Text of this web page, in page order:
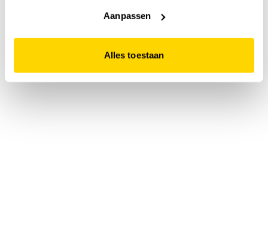
website niet optimaal functioneert.
Aanpassen
Alles toestaan